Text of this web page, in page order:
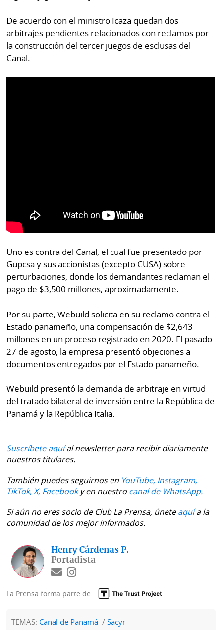
De acuerdo con el ministro Icaza quedan dos
arbitrajes pendientes relacionados con reclamos por
la construcción del tercer juegos de esclusas del
Canal.
Uno es contra del Canal, el cual fue presentado por
Gupcsa y sus accionistas (excepto CUSA) sobre
perturbaciones, donde los demandantes reclaman el
pago de $3,500 millones, aproximadamente.
Por su parte, Webuild solicita en su reclamo contra el
Estado panameño, una compensación de $2,643
millones en un proceso registrado en 2020. El pasado
27 de agosto, la empresa presentó objeciones a
documentos entregados por el Estado panameño.
Webuild presentó la demanda de arbitraje en virtud
del tratado bilateral de inversión entre la República de
Panamá y la República Italia.
Suscríbete aquíal newsletter para recibir diariamente
nuestros titulares.
También puedes seguirnos en YouTube, Instagram,
TikTok, X, Facebooky en nuestro canal de WhatsApp.
Si aún no eres socio de Club La Prensa, úneteaquía la
comunidad de los mejor informados.
Henry Cárdenas P.
Portadista
La Prensa forma parte de
TEMAS: Canal de Panamá Sacyr